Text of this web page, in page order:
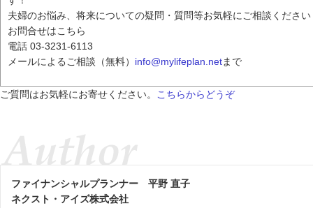
夫婦のお悩み、将来についての疑問・質問等お気軽にご相談ください
お問合せはこちら
電話 03-3231-6113
メールによるご相談（無料） info@mylifeplan.netまで
ご質問はお気軽にお寄せください。 こちらからどうぞ
ファイナンシャルプランナー 平野 直子
ネクスト・アイズ株式会社